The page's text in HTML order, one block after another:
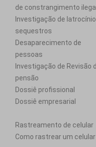
de constrangimento ilegal
Investigação de
sequestros
Desaparecimento de
pessoas
Investigação de Revisão
pensão
Dossiê profissional
Dossiê empresarial
Rastreamento de celular
Como rastrear um celular